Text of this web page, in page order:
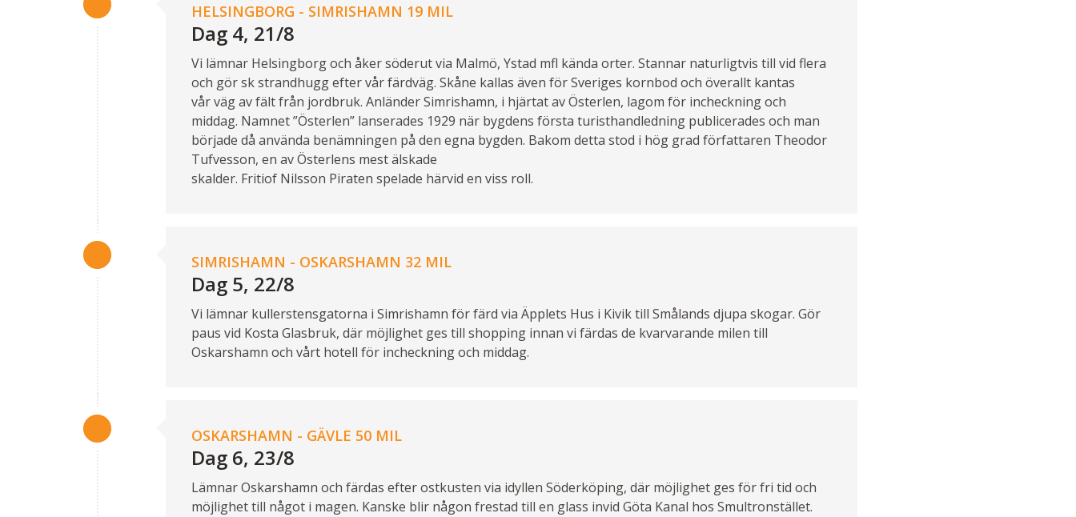
HELSINGBORG - SIMRISHAMN 19 MIL
Dag 4, 21/8
Vi lämnar Helsingborg och åker söderut via Malmö, Ystad mfl kända orter. Stannar naturligtvis till vid flera
och gör sk strandhugg efter vår färdväg. Skåne kallas även för Sveriges kornbod och överallt kantas
vår väg av fält från jordbruk. Anländer Simrishamn, i hjärtat av Österlen, lagom för incheckning och
middag. Namnet ”Österlen” lanserades 1929 när bygdens första turisthandledning publicerades och man
började då använda benämningen på den egna bygden. Bakom detta stod i hög grad författaren Theodor
Tufvesson, en av Österlens mest älskade
skalder. Fritiof Nilsson Piraten spelade härvid en viss roll.
SIMRISHAMN - OSKARSHAMN 32 MIL
Dag 5, 22/8
Vi lämnar kullerstensgatorna i Simrishamn för färd via Äpplets Hus i Kivik till Smålands djupa skogar. Gör
paus vid Kosta Glasbruk, där möjlighet ges till shopping innan vi färdas de kvarvarande milen till
Oskarshamn och vårt hotell för incheckning och middag.
OSKARSHAMN - GÄVLE 50 MIL
Dag 6, 23/8
Lämnar Oskarshamn och färdas efter ostkusten via idyllen Söderköping, där möjlighet ges för fri tid och
möjlighet till något i magen. Kanske blir någon frestad till en glass invid Göta Kanal hos Smultronstället.